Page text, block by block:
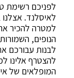
לפניכם רשימת
למטרה להכיר
הנופים,
לבנות עבורכם
להצטרף אלינו
המופלאים של